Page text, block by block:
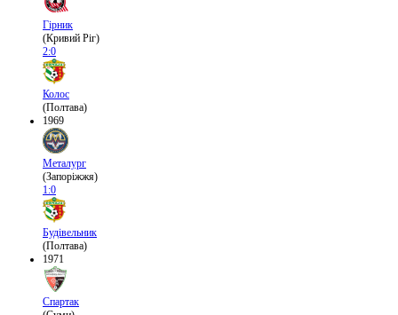
Гірник
(Кривий Ріг)
2:0
Колос
(Полтава)
1969
Металург
(Запоріжжя)
1:0
Будівельник
(Полтава)
1971
Спартак